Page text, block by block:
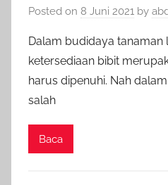
Posted on 8 Juni 2021 by
Dalam budidaya tanaman
ketersediaan bibit
harus dipenuhi. Nah
salah
Baca